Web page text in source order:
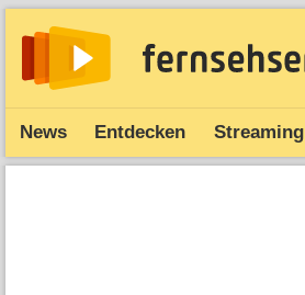
News Entdecken Streaming